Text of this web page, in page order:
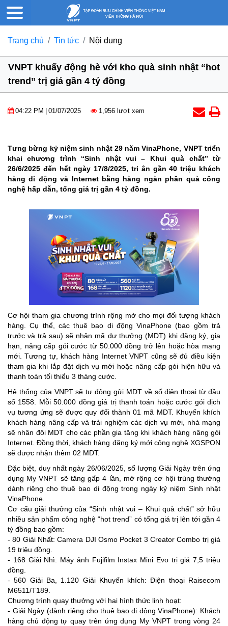
Trang chủ Tin tức Nội dung
VNPT khuấy động hè với kho quà sinh nhật “hot
trend” trị giá gần 4 tỷ đồng
04:22 PM 01/07/2025 1,956 lượt xem
Tưng bừng kỷ niệm sinh nhật 29 năm VinaPhone, VNPT triển
khai chương trình “Sinh nhật vui – Khui quà chất” từ
26/6/2025 đến hết ngày 17/8/2025, tri ân gần 40 triệu khách
hàng di động và Internet bằng hàng ngàn phần quà công
nghệ hấp dẫn, tổng giá trị gần 4 tỷ đồng.
Cơ hội tham gia chương trình rộng mở cho mọi đối tượng khách
hàng. Cụ thể, các thuê bao di động VinaPhone (bao gồm trả
trước và trả sau) sẽ nhận mã dự thưởng (MDT) khi đăng ký, gia
hạn, nâng cấp gói cước từ 50.000 đồng trở lên hoặc hòa mạng
mới. Tương tự, khách hàng Internet VNPT cũng sẽ đủ điều kiện
tham gia khi lắp đặt dịch vụ mới hoặc nâng cấp gói hiện hữu và
thanh toán tối thiểu 3 tháng cước.
Hệ thống của VNPT sẽ tự động gửi MDT về số điện thoại từ đầu
số 1558. Mỗi 50.000 đồng giá trị thanh toán hoặc cước gói dịch
vụ tương ứng sẽ được quy đổi thành 01 mã MDT. Khuyến khích
khách hàng nâng cấp và trải nghiệm các dịch vụ mới, nhà mạng
sẽ nhân đôi MDT cho các phần gia tăng khi khách hàng nâng gói
Internet. Đồng thời, khách hàng đăng ký mới công nghệ XGSPON
sẽ được nhận thêm 02 MDT.
Đặc biệt, duy nhất ngày 26/06/2025, số lượng Giải Ngày trên ứng
dụng My VNPT sẽ tăng gấp 4 lần, mở rộng cơ hội trúng thưởng
dành riêng cho thuê bao di động trong ngày kỷ niệm Sinh nhật
VinaPhone.
Cơ cấu giải thưởng của “Sinh nhật vui – Khui quà chất” sở hữu
nhiều sản phẩm công nghệ “hot trend” có tổng giá trị lên tới gần 4
tỷ đồng bao gồm:
- 80 Giải Nhất: Camera DJI Osmo Pocket 3 Creator Combo trị giá
19 triệu đồng.
- 168 Giải Nhì: Máy ảnh Fujifilm Instax Mini Evo trị giá 7,5 triệu
đồng.
- 560 Giải Ba, 1.120 Giải Khuyến khích: Điện thoại Raisecom
M6511/T189.
Chương trình quay thưởng với hai hình thức linh hoạt:
- Giải Ngày (dành riêng cho thuê bao di động VinaPhone): Khách
hàng chủ động tự quay trên ứng dụng My VNPT trong vòng 24